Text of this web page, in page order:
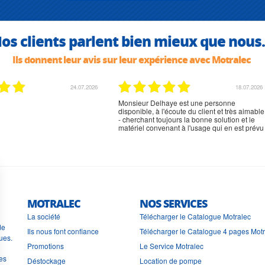
clients parlent bien mieux que
Ils donnent leur avis sur leur expérience avec Motralec
02.07.2026 02.07.2026
rien à signaler, très content
MOTRALEC
La société
Ils nous font confiance
Promotions
Déstockage
NOS SERVICES
Télécharger le Catalogue Motralec
Télécharger le Catalogue 4 pages
Le Service Motralec
Location de pompe